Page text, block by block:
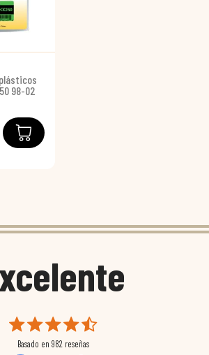
98-02
Basado en 982 reseñas